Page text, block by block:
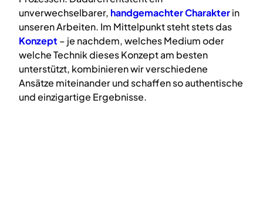
unverwechselbarer, handgemachter Charakterin
unseren Arbeiten. Im Mittelpunkt steht stets das
Konzept – je nachdem, welches Medium oder
welche Technik dieses Konzept am besten
unterstützt, kombinieren wir verschiedene
Ansätze miteinander und schaffen so authentische
und einzigartige Ergebnisse.